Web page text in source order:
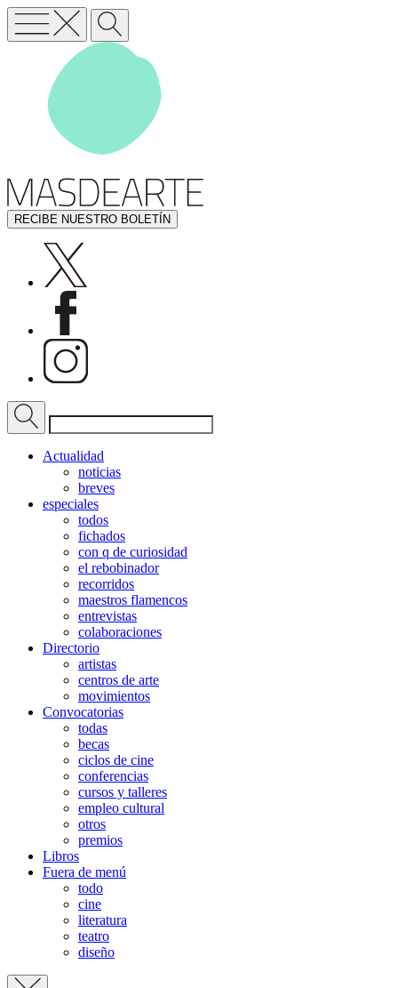
RECIBE NUESTRO BOLETÍN
Actualidad
noticias
breves
especiales
todos
fichados
con q de curiosidad
el rebobinador
recorridos
maestros flamencos
entrevistas
colaboraciones
Directorio
artistas
centros de arte
movimientos
Convocatorias
todas
becas
ciclos de cine
conferencias
cursos y talleres
empleo cultural
otros
premios
Libros
Fuera de menú
todo
cine
literatura
teatro
diseño